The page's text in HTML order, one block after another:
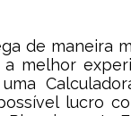
de maneira
melhor
lucro